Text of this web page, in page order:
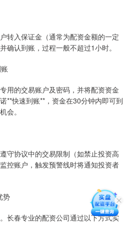
转入保证金（通常为配资金额的一定
确认到账，过程一般不超过1小时。
用的交易账户及密码，并将配资资金
**快速到账**，资金在30分钟内即可到
会。
守协议中的交易限制（如禁止投资高
控账户，触发预警线时将通知投资者
势
长春专业的配资公司通过以下方式实